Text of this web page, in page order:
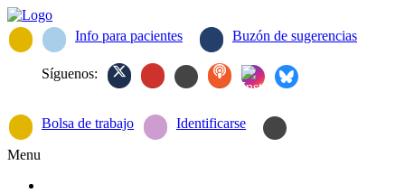
Info para pacientes Buzón de sugerencias
Síguenos:
Bolsa de trabajo Identificarse
Menu